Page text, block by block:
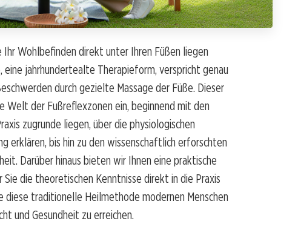
Ihr Wohlbefinden direkt unter Ihren Füßen liegen
eine jahrhundertealte Therapieform, verspricht genau
durch gezielte Massage der Füße. Dieser
der Fußreflexzonen ein, beginnend mit den
zugrunde liegen, über die physiologischen
erklären, bis hin zu den wissenschaftlich erforschten
Darüber hinaus bieten wir Ihnen eine praktische
die theoretischen Kenntnisse direkt in die Praxis
diese traditionelle Heilmethode modernen Menschen
und Gesundheit zu erreichen.